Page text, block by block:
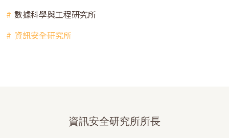
數據科學與工程研究所
資訊安全研究所
資訊安全研究所所長